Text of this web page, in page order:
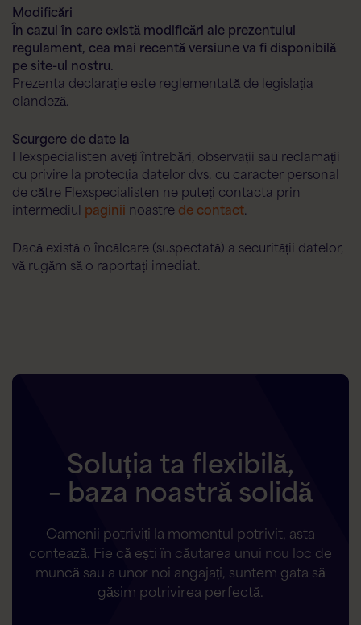
Modificări
În cazul în care există modificări ale prezentului
regulament, cea mai recentă versiune va fi disponibilă
pe site-ul nostru.
Prezenta declarație este reglementată de legislația
olandeză.
Scurgere de date la
Flexspecialisten aveți întrebări, observații sau reclamații
cu privire la protecția datelor dvs. cu caracter personal
de către Flexspecialisten ne puteți contacta prin
intermediul paginii noastre de contact.
Dacă există o încălcare (suspectată) a securității datelor,
vă rugăm să o raportați imediat.
Soluția ta flexibilă,
– baza noastră solidă
Oamenii potriviți la momentul potrivit, asta
contează. Fie că ești în căutarea unui nou loc de
muncă sau a unor noi angajați, suntem gata să
găsim potrivirea perfectă.